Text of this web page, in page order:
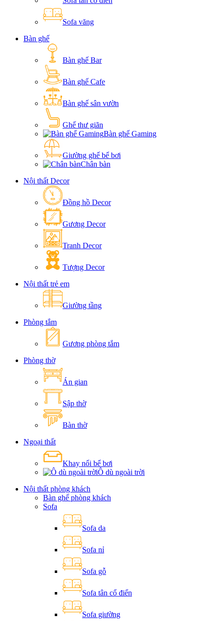
Sofa văng
Bàn ghế
Bàn ghế Bar
Bàn ghế Cafe
Bàn ghế sân vườn
Ghế thư giãn
Bàn ghế Gaming
Giường ghế bể bơi
Chân bàn
Nội thất Decor
Đồng hồ Decor
Gương Decor
Tranh Decor
Tượng Decor
Nội thất trẻ em
Giường tầng
Phòng tắm
Gương phòng tắm
Phòng thờ
Án gian
Sập thờ
Bàn thờ
Ngoại thất
Khay nổi bể bơi
Ô dù ngoài trời
Nội thất phòng khách
Bàn ghế phòng khách
Sofa
Sofa da
Sofa nỉ
Sofa gỗ
Sofa tân cổ điển
Sofa giường